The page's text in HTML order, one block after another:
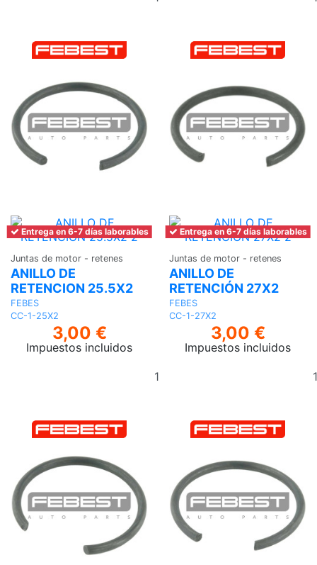
Entrega en 6-7 días laborables
Juntas de motor - retenes
ANILLO DE
RETENCION 25.5X2
FEBES
CC-1-25X2
3,00 €
Impuestos incluidos
Entrega en 6-7 días laborables
Juntas de motor - retenes
ANILLO DE
RETENCIÓN 27X2
FEBES
CC-1-27X2
3,00 €
Impuestos incluidos